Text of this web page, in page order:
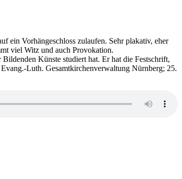
ein Vorhängeschloss zulaufen. Sehr plakativ, eher
viel Witz und auch Provokation.
Künste studiert hat. Er hat die Festschrift,
Luth. Gesamtkirchenverwaltung Nürnberg; 25.